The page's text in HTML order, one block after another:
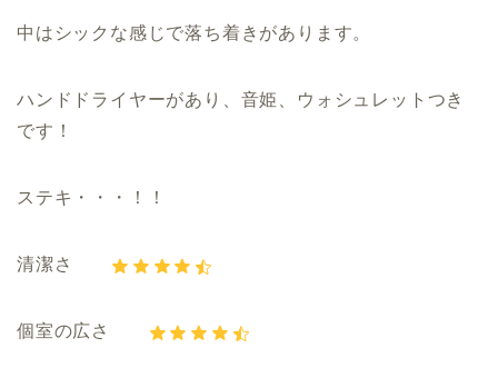
中はシックな感じで落ち着きがあります。
ハンドドライヤーがあり、音姫、ウォシュレットつき
です！
ステキ・・・！！
清潔さ
個室の広さ